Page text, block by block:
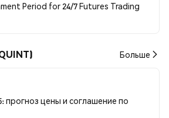
Period for 24/7 Futures Trading
Больше
прогноз цены и соглашение по